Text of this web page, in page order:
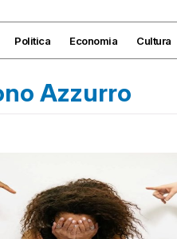
Politica Economia Cultura
Azzurro